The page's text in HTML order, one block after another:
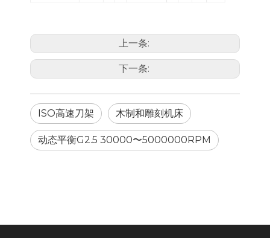
上一条:
下一条:
ISO高速刀架 木制和雕刻机床
动态平衡G2.5 30000〜5000000RPM